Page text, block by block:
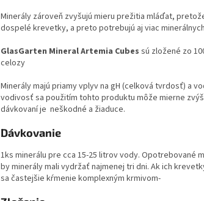
Minerály zároveň zvyšujú mieru prežitia mláďat,
dospelé krevetky, a preto potrebujú aj viac
GlasGarten Mineral Artemia Cubes sú zložené zo
celozy
Minerály majú priamy vplyv na gH (celková tvrdosť) a
vodivosť sa použitím tohto produktu môže mierne
dávkovaní je neškodné a žiaduce.
Dávkovanie
1ks minerálu pre cca 15-25 litrov vody. Opotrebované
by minerály mali vydržať najmenej tri dni. Ak ich
sa častejšie kŕmenie komplexným krmivom-